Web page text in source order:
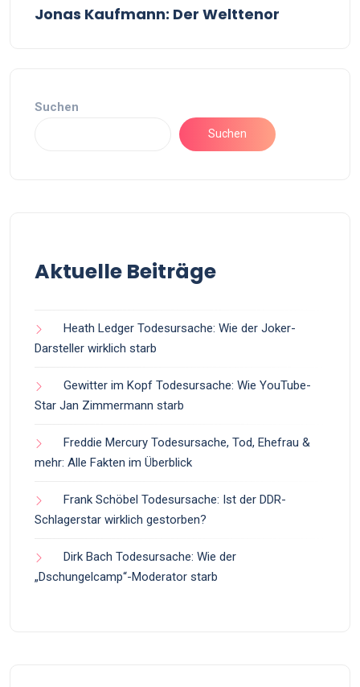
Jonas Kaufmann: Der Welttenor
Suchen
Suchen
Aktuelle Beiträge
Heath Ledger Todesursache: Wie der Joker-
Darsteller wirklich starb
Gewitter im Kopf Todesursache: Wie YouTube-
Star Jan Zimmermann starb
Freddie Mercury Todesursache, Tod, Ehefrau &
mehr: Alle Fakten im Überblick
Frank Schöbel Todesursache: Ist der DDR-
Schlagerstar wirklich gestorben?
Dirk Bach Todesursache: Wie der
„Dschungelcamp“-Moderator starb